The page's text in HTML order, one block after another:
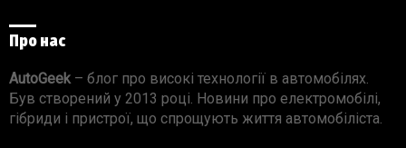
Про нас
AutoGeek – блог про високі технології в автомобілях.
Був створений у 2013 році. Новини про електромобілі,
гібриди і пристрої, що спрощують життя автомобіліста.